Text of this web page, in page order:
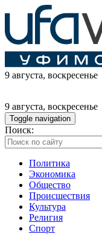
9 августа, воскресенье
9 августа, воскресенье
Toggle navigation
Поиск:
Политика
Экономика
Общество
Происшествия
Культура
Религия
Спорт